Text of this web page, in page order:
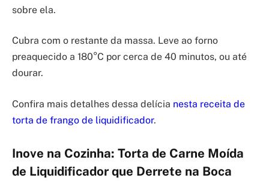
sobre ela.
Cubra com o restante da massa. Leve ao forno
preaquecido a 180°C por cerca de 40 minutos, ou até
dourar.
Confira mais detalhes dessa delícia nesta receita de
torta de frango de liquidificador.
Inove na Cozinha: Torta de Carne Moída
de Liquidificador que Derrete na Boca